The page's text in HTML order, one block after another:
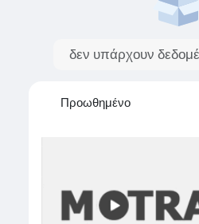
δεν υπάρχουν
Προωθημένο